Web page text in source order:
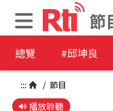
節
總覽 #邱坤良
::: / 節目
播放聆聽